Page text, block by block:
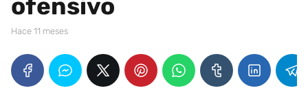
ofensivo
hace 11 meses